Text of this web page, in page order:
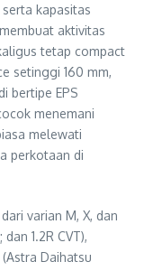
serta kapasitas
aktivitas
tetap compact
setinggi 160 mm,
bertipe EPS
menemani
melewati
perkotaan di
varian M, X, dan
1.2R CVT),
Daihatsu